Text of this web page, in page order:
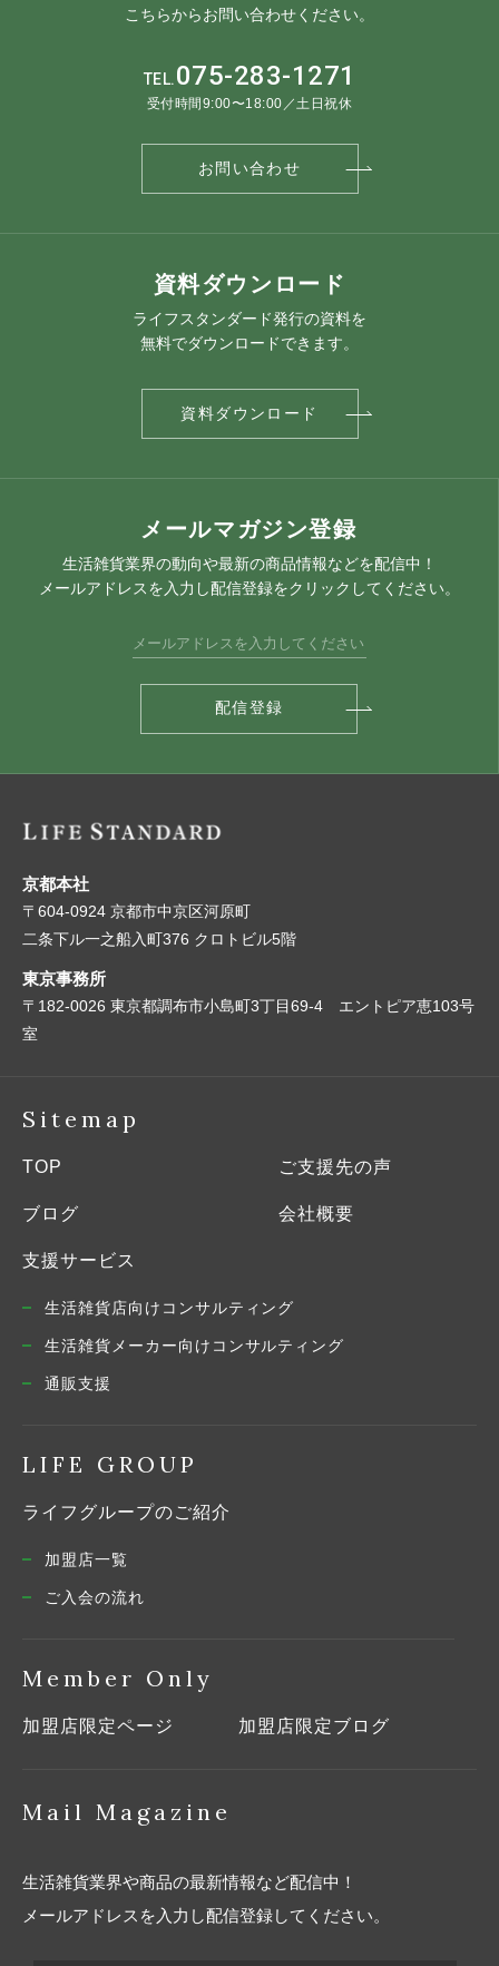
こちらからお問い合わせください。
TEL. 075-283-1271
受付時間9:00〜18:00／土日祝休
お問い合わせ
資料ダウンロード
ライフスタンダード発行の資料を
無料でダウンロードできます。
資料ダウンロード
メールマガジン登録
生活雑貨業界の動向や最新の商品情報などを配信中！
メールアドレスを入力し配信登録をクリックしてください。
京都本社
〒604-0924 京都市中京区河原町
二条下ル一之船入町376 クロトビル5階
東京事務所
〒182-0026 東京都調布市小島町3丁目69-4 エントピア恵103号
室
Sitemap
TOP ご支援先の声
ブログ 会社概要
支援サービス
生活雑貨店向けコンサルティング
生活雑貨メーカー向けコンサルティング
通販支援
LIFE GROUP
ライフグループのご紹介
加盟店一覧
ご入会の流れ
Member Only
加盟店限定ページ 加盟店限定ブログ
Mail Magazine
生活雑貨業界や商品の最新情報など配信中！
メールアドレスを入力し配信登録してください。